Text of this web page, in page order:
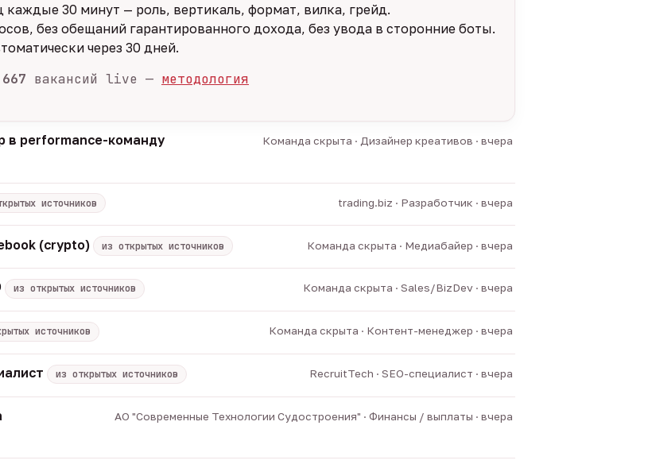
каждые 30 минут — роль, вертикаль, формат, вилка, грейд.
без обещаний гарантированного дохода, без увода в сторонние боты.
через 30 дней.
667 вакансий live — методология
в performance-команду Команда скрыта · Дизайнер креативов · вчера
источников trading.biz · Разработчик · вчера
(crypto) из открытых источников Команда скрыта · Медиабайер · вчера
из открытых источников Команда скрыта · Sales/BizDev · вчера
источников Команда скрыта · Контент-менеджер · вчера
из открытых источников RecruitTech · SEO-специалист · вчера
АО "Современные Технологии Судостроения" · Финансы / выплаты · вчера